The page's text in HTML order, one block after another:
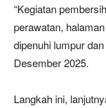
“Kegiatan
perawatan,
dipenuhi lumpur
Desember 2025.
Langkah ini,